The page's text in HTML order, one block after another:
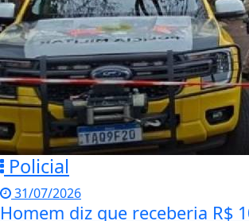
Policial
31/07/2026
Homem diz que receberia R$